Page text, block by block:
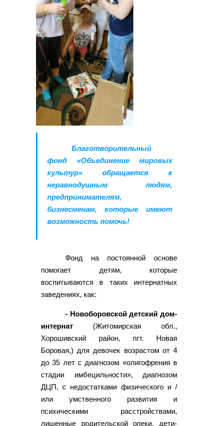
Благотворительный
фонд «Объединение мировых
культур» обращается к
неравнодушным людям,
предпринимателям,
бизнесменам, которые имеют
возможность помочь!
Фонд на постоянной основе
помогает детям, которые
воспитываются в таких интернатных
заведениях, как:
- Новоборовской детский дом-
интернат (Житомирская обл.,
Хорошивский район, пгт. Новая
Боровая,) для девочек возрастом от 4
до 35 лет с диагнозом «олигофрения в
стадии имбецильности», диагнозом
ДЦП, с недостатками физического и /
или умственного развития и
психическими расстройствами,
лишенные родительской опеки, дети-